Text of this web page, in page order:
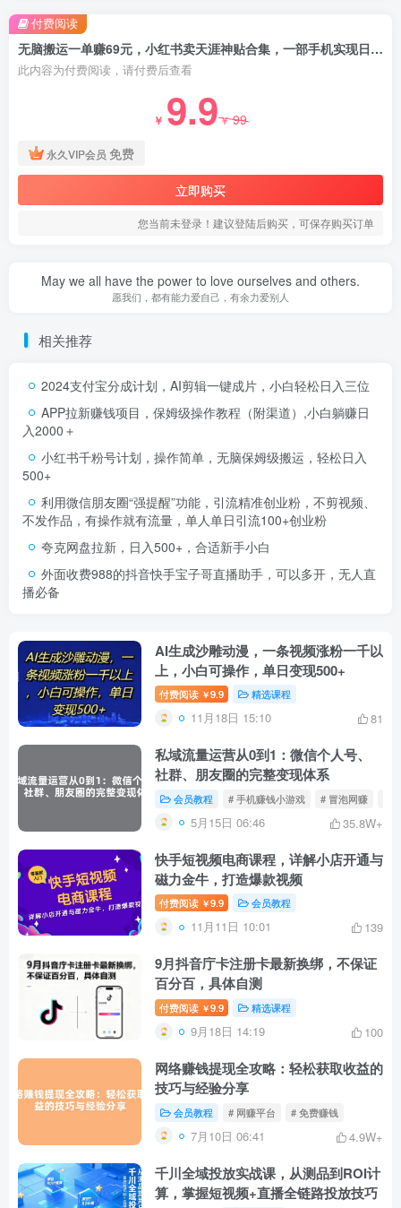
无脑搬运一单赚69元，小红书卖天涯神贴合集，一部手机实现日入1000+
此内容为付费阅读，请付费后查看
￥ 9.9￥99
永久VIP会员 免费
立即购买
您当前未登录！建议登陆后购买，可保存购买订单
付费阅读
May we all have the power to love ourselves and others.
愿我们，都有能力爱自己，有余力爱别人
相关推荐
2024支付宝分成计划，AI剪辑一键成片，小白轻松日入三位
APP拉新赚钱项目，保姆级操作教程（附渠道）,小白躺赚日
入2000＋
小红书千粉号计划，操作简单，无脑保姆级搬运，轻松日入
500+
利用微信朋友圈“强提醒”功能，引流精准创业粉，不剪视频、
不发作品，有操作就有流量，单人单日引流100+创业粉
夸克网盘拉新，日入500+，合适新手小白
外面收费988的抖音快手宝子哥直播助手，可以多开，无人直
播必备
AI生成沙雕动漫，一条视频涨粉一千以
上，小白可操作，单日变现500+
付费阅读 ￥9.9 精选课程
11月18日 15:10 81
私域流量运营从0到1：微信个人号、
社群、朋友圈的完整变现体系
会员教程 # 手机赚钱小游戏 # 冒泡网赚
5月15日 06:46 35.8W+
快手短视频电商课程，详解小店开通与
磁力金牛，打造爆款视频
付费阅读 ￥9.9 会员教程
11月11日 10:01 139
9月抖音庁卡注册卡最新换绑，不保证
百分百，具体自测
付费阅读 ￥9.9 精选课程
9月18日 14:19 100
网络赚钱提现全攻略：轻松获取收益的
技巧与经验分享
会员教程 # 网赚平台 # 免费赚钱
7月10日 06:41 4.9W+
千川全域投放实战课，从测品到ROI计
算，掌握短视频+直播全链路投放技巧